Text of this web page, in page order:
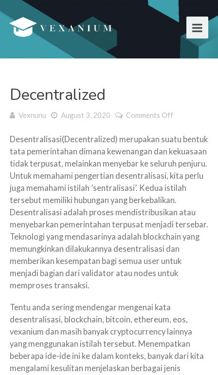
Decentralized
Vexnunu August 3, 2020 Comments Off
Desentralisasi(Decentralized) merupakan suatu bentuk
tata pemerintahan dimana kewenangan dan kekuasaan
tidak terpusat, melainkan menyebar ke seluruh penjuru.
Untuk memahami pengertian desentralisasi, kita perlu
juga memahami istilah ’sentralisasi’. Kedua istilah
tersebut memiliki hubungan yang berkebalikan.
Desentralisasi adalah proses mendistribusikan atau
menyebarkan pemerintahan terpusat menjadi tersebar.
Teknologi yang mendasarinya adalah blockchain yang
memungkinkan dilakukannya desentralisasi dan
memberikan kesempatan bagi semua user untuk
menjadi bagian dari validator atau nodes untuk
memproses transaksi.
Tentu anda sering mendengar mengenai kata
desentralisasi, blockchain, bitcoin, ethereum, eos,
vexanium dan masih banyak cryptocurrency lainnya
yang menggunakan istilah tersebut. Menempatkan
beberapa ide-ide ini ke dalam konteks, banyak dari kita
mengalami kesulitan menjelaskan berbagai jenis